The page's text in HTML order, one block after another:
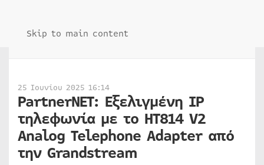
Skip to main content
25 Ιουνίου 2025 16:14
PartnerNET: Εξελιγμένη IP
τηλεφωνία με το HT814 V2
Analog Telephone Adapter από
την Grandstream